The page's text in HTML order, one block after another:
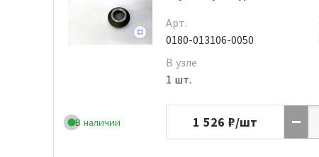
В наличии
Арт.
0180-013106-0050
В узле
1 шт.
1 526 ₽/шт